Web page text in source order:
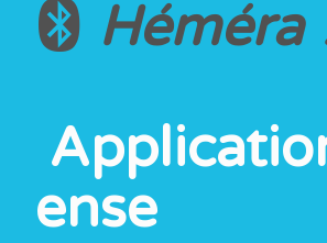
Héméra
ense